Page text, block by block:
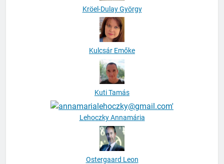
Kröel-Dulay György
Kulcsár Emőke
Kuti Tamás
Lehoczky Annamária
Ostergaard Leon